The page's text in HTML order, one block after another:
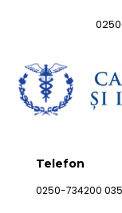
Telefon
0250-734200